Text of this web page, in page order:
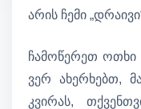
არის ჩემი
ჩამოწერეთ ოთხი
ვერ ახერხებთ,
კვირას,